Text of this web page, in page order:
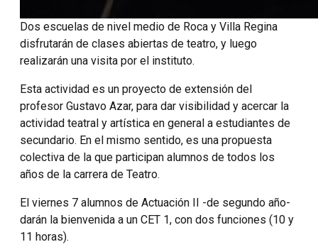
Dos escuelas de nivel medio de Roca y Villa Regina
disfrutarán de clases abiertas de teatro, y luego
realizarán una visita por el instituto.
Esta actividad es un proyecto de extensión del
profesor Gustavo Azar, para dar visibilidad y acercar la
actividad teatral y artística en general a estudiantes de
secundario. En el mismo sentido, es una propuesta
colectiva de la que participan alumnos de todos los
años de la carrera de Teatro.
El viernes 7 alumnos de Actuación II -de segundo año-
darán la bienvenida a un CET 1, con dos funciones (10 y
11 horas).